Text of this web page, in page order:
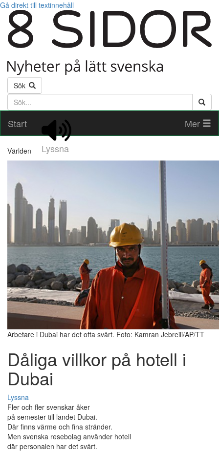
Gå direkt till textinnehåll
Sök
Söktext
Start
Lyssna
Mer
Världen
Arbetare i Dubai har det ofta svårt. Foto: Kamran Jebreili/AP/TT
Dåliga villkor på hotell i
Dubai
Lyssna
Fler och fler svenskar åker
på semester till landet Dubai.
Där finns värme och fina stränder.
Men svenska resebolag använder hotell
där personalen har det svårt.